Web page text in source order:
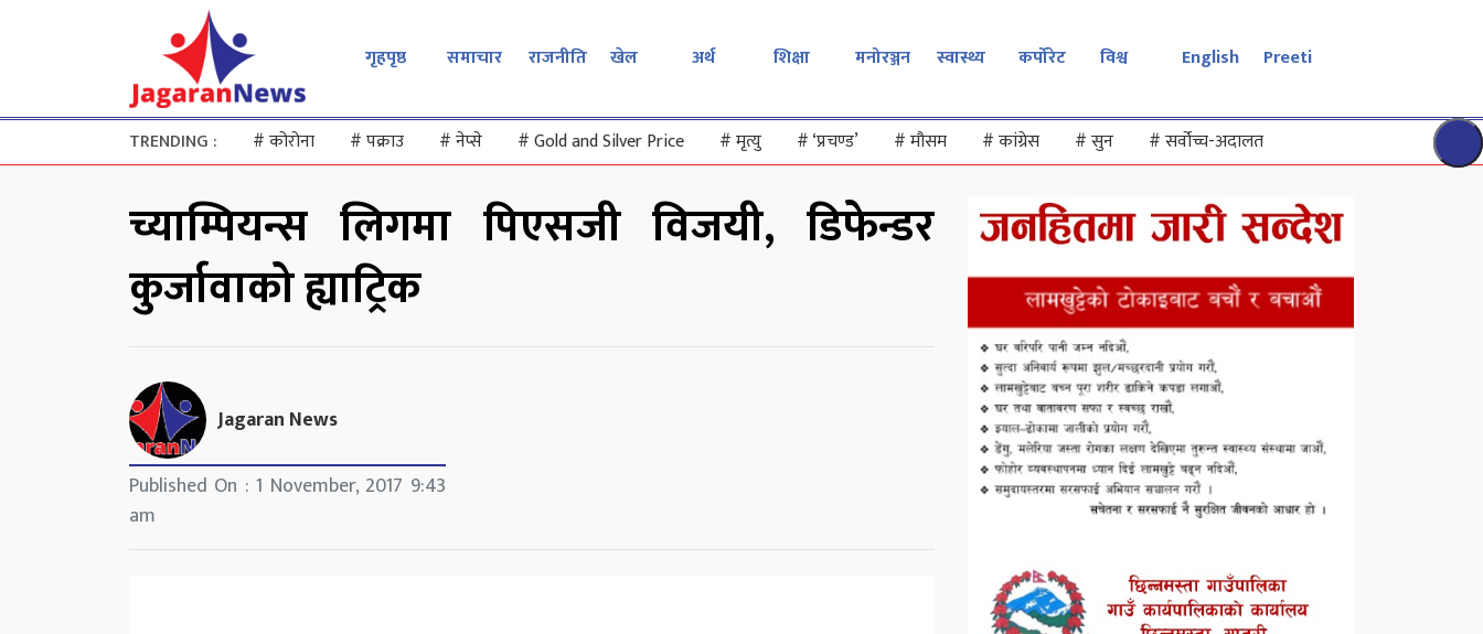
गृहपृष्ठ समाचार राजनीति खेल अर्थ शिक्षा मनोरञ्जन स्वास्थ्य कर्पोरेट विश्व English Preeti
TRENDING : #कोरोना #पक्राउ #नेप्से #Gold and Silver Price #मृत्यु #‘प्रचण्ड’ #मौसम #कांग्रेस #सुन #सर्वोच्च-अदालत
च्याम्पियन्स लिगमा पिएसजी विजयी, डिफेन्डर
कुर्जावाको ह्याट्रिक
Jagaran News
Published On : 1 November, 2017 9:43
am